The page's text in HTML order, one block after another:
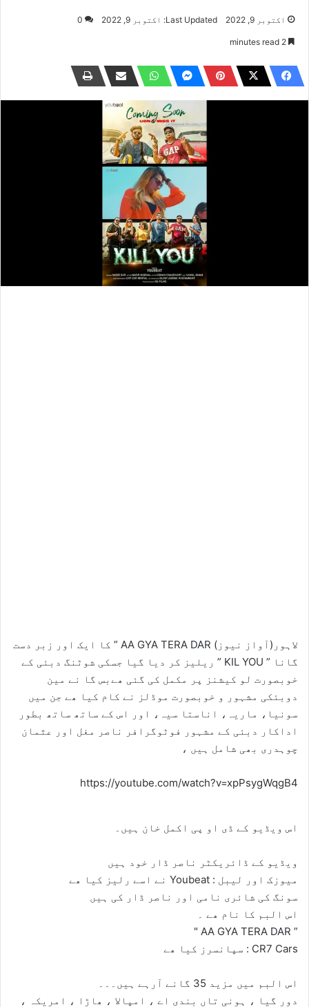
اکتوبر 9, 2022 Last Updated: اکتوبر 9, 2022 0
لاہور(آواز نیوز) AA GYA TERA DAR ” کا ایک اور زبر دست
گانا ” KIL YOU ” ریلیز کر دیا گیا جسکی شوٹنگ دبئی کے
خوبصورت لو کیشنز پر مکمل کی گئی ھےبس گا نے مین
دوبئکی مشہور و خوبصورت موڈلز نے کام کیا ھے جن میں
سونیا، ماریہ، اناستا سیہ، اور اس کے ساتھ ساتھ بطور
اداکار دبئی کے مشہور فوٹوگرافر ناصر مغل اور عثمان
چوہدری بھی شامل ہیں ،
https://youtube.com/watch?v=xpPsygWqgB4
اس ویڈیو کے ڈی او پی اکمل خان ہیں۔
ویڈیو کے ڈائریکٹر ناصر ڈار خود ہیں
میوزک اور لیبل : Youbeat نے اسے رلیز کیا ھے
سونگ کی شائری نامی اور ناصر ڈار کی ہیں
اس البم کا نام ھے ۔
” AA GYA TERA DAR "
CR7 Cars : سپانسرز کیا ھے
اس البم میں مزید 35 گانے آرہے ہیں۔۔۔
دور گیا ، ہونی تاں بندی اے ، امپالا ، ھاڑا ، امریکہ ،